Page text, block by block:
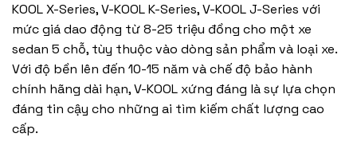
KOOL X-Series, V-KOOL K-Series, V-KOOL J-Series với
mức giá dao động từ 8-25 triệu đồng cho một xe
sedan 5 chỗ, tùy thuộc vào dòng sản phẩm và loại xe.
Với độ bền lên đến 10-15 năm và chế độ bảo hành
chính hãng dài hạn, V-KOOL xứng đáng là sự lựa chọn
đáng tin cậy cho những ai tìm kiếm chất lượng cao
cấp.